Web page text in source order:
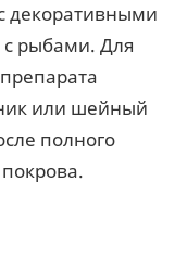
декоративными
рыбами. Для
или шейный
полного